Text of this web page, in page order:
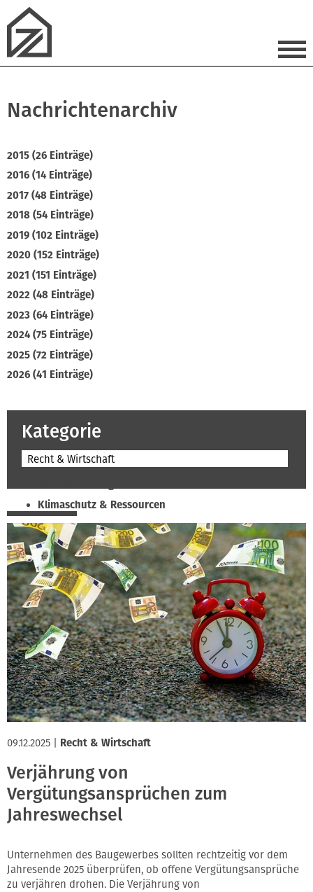
Nachrichtenarchiv
2015 (26 Einträge)
2016 (14 Einträge)
2017 (48 Einträge)
2018 (54 Einträge)
2019 (102 Einträge)
2020 (152 Einträge)
2021 (151 Einträge)
2022 (48 Einträge)
2023 (64 Einträge)
2024 (75 Einträge)
2025 (72 Einträge)
2026 (41 Einträge)
Kategorie
Recht & Wirtschaft
Klimaschutz & Ressourcen
Normen & Fachregeln
Prävention & Arbeitsschutz
Recht & Wirtschaft
Soziales & Tarifpolitik
Verband & Innungen
Interviews
Innung
09.12.2025 Recht & Wirtschaft
Verjährung von
Vergütungsansprüchen zum
Jahreswechsel
Unternehmen des Baugewerbes sollten rechtzeitig vor dem
Jahresende 2025 überprüfen, ob offene Vergütungsansprüche
zu verjähren drohen. Die Verjährung von